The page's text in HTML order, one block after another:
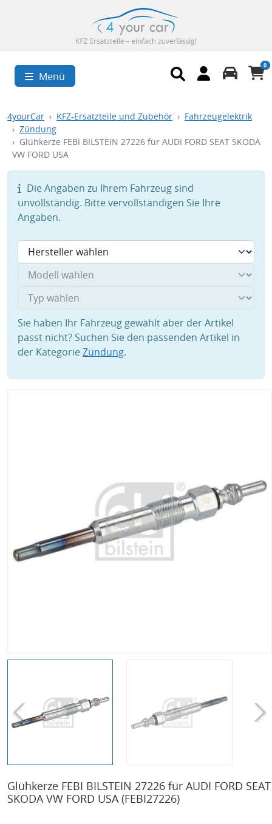
Menü
0
4yourCar KFZ-Ersatzteile und Zubehör
Fahrzeugelektrik
Zündung
Glühkerze FEBI BILSTEIN 27226 für AUDI FORD SEAT SKODA
VW FORD USA
Die Angaben zu Ihrem Fahrzeug sind
unvollständig. Bitte vervollständigen Sie Ihre
Angaben.
Sie haben Ihr Fahrzeug gewählt aber der Artikel
passt nicht? Suchen Sie den passenden Artikel in
der KategorieZündung.
Glühkerze FEBI BILSTEIN 27226 für AUDI FORD SEAT
SKODA VW FORD USA(FEBI27226)